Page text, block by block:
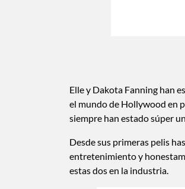
Elle y Dakota Fanning han
el mundo de Hollywood en
siempre han estado súper
Desde sus primeras pelis
entretenimiento y
estas dos en la industria.